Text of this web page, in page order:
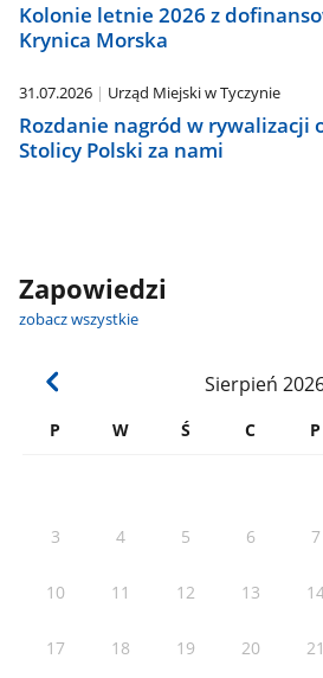
Kolonie letnie 2026 z
Krynica Morska
31.07.2026 Urząd Miejski w Tyczynie
Rozdanie nagród w rywalizacji
Stolicy Polski za nami
Zapowiedzi
zobacz wszystkie
Sierpień
P W Ś C P
3 4 5 6 7
10 11 12 13
17 18 19 20 21